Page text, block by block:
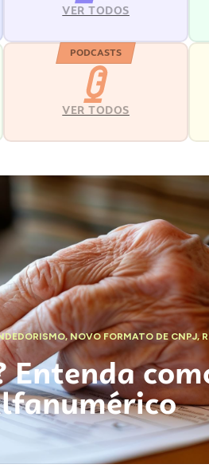
VER TODOS
PODCASTS
VER TODOS
,NOVO FORMATO DE CNPJ,
Entenda